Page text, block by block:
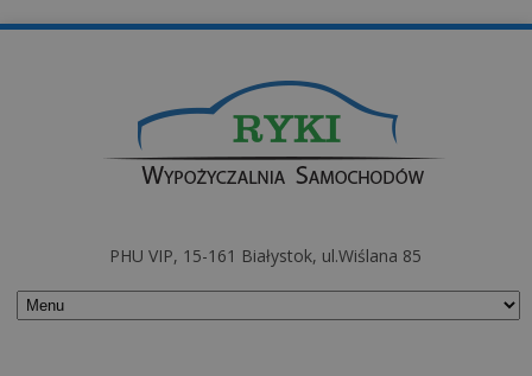
PHU VIP, 15-161 Białystok, ul.Wiślana 85